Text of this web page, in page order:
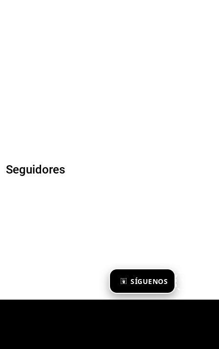
SÍGUENOS
Seguidores